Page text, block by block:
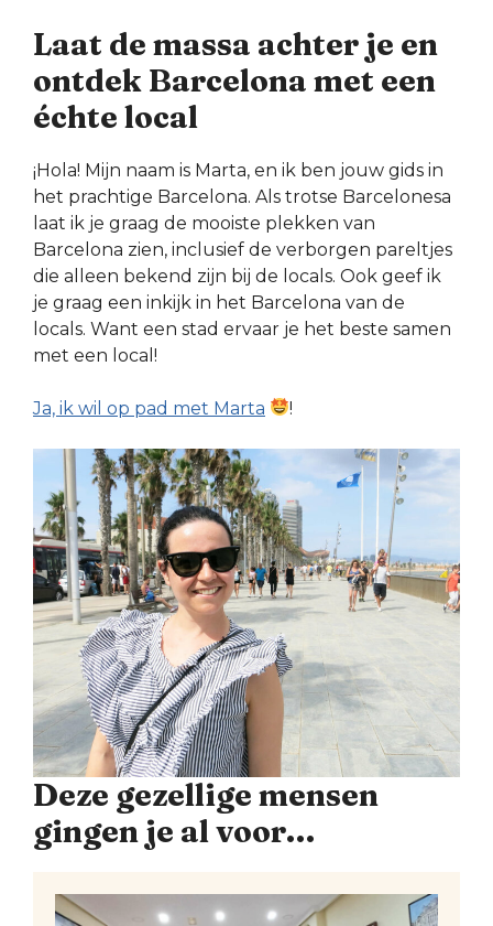
Laat de massa achter je en
ontdek Barcelona met een
échte local
¡Hola! Mijn naam is Marta, en ik ben jouw gids in
het prachtige Barcelona. Als trotse Barcelonesa
laat ik je graag de mooiste plekken van
Barcelona zien, inclusief de verborgen pareltjes
die alleen bekend zijn bij de locals. Ook geef ik
je graag een inkijk in het Barcelona van de
locals. Want een stad ervaar je het beste samen
met een local!
Ja, ik wil op pad met Marta !
Deze gezellige mensen
gingen je al voor…